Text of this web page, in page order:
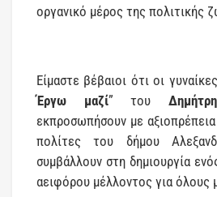
οργανικό μέρος της πολιτικής
Είμαστε βέβαιοι ότι οι
Έργω μαζί” του
εκπροσωπήσουν με
πολίτες του δήμου
συμβάλλουν στη δημιουργία
αειφόρου μέλλοντος για όλους